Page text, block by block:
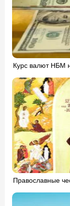
Курс валют НБМ
Православные